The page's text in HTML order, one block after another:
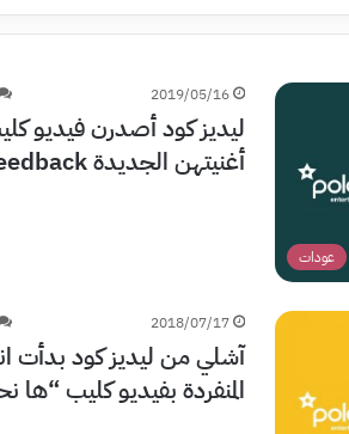
عودات
2019/05/16
ليديز كود أصدرن فيديو
أغنيتهن الجديدة Feedback
2018/07/17
آشلي من ليديز كود بدأت
المنفردة بفيديو كليب “ها